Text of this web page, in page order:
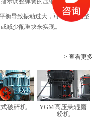
导致振动过大，可以通过调整
减少配重块来实现。
> 查看更多
破碎机
YGM高压悬辊磨
粉机